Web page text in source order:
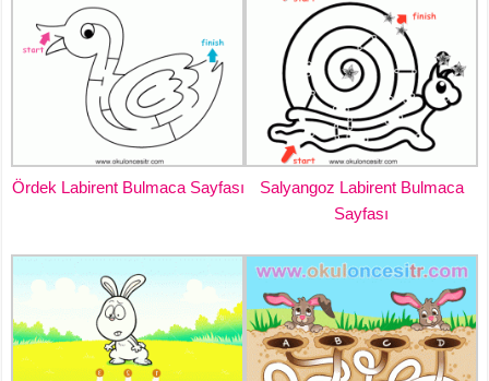
Ördek Labirent Bulmaca Sayfası
Salyangoz Labirent Bulmaca
Sayfası